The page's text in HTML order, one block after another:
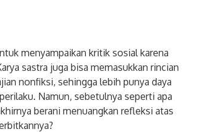
menyampaikan kritik sosial karena
sastra juga bisa memasukkan rincian
nonfiksi, sehingga lebih punya daya
Namun, sebetulnya seperti apa
berani menuangkan refleksi atas